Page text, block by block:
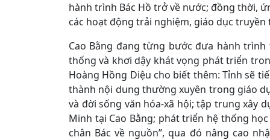
hành trình Bác Hồ trở về nước; đồng thời,
các hoạt động trải nghiệm, giáo dục
Cao Bằng đang từng bước đưa hành
thống và khơi dậy khát vọng phát triển
Hoàng Hồng Diệu cho biết thêm: Tỉnh sẽ
thành nội dung thường xuyên trong giáo
và đời sống văn hóa-xã hội; tập trung xây
Minh tại Cao Bằng; phát triển hệ thống
chân Bác về nguồn”, qua đó nâng cao